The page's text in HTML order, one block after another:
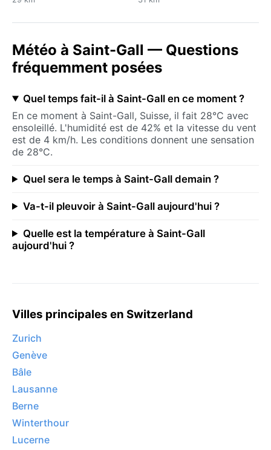
Météo à Saint-Gall — Questions
fréquemment posées
Quel temps fait-il à Saint-Gall en ce moment ?
En ce moment à Saint-Gall, Suisse, il fait 28°C avec
ensoleillé. L'humidité est de 42% et la vitesse du vent
est de 4 km/h. Les conditions donnent une sensation
de 28°C.
Quel sera le temps à Saint-Gall demain ?
Va-t-il pleuvoir à Saint-Gall aujourd'hui ?
Quelle est la température à Saint-Gall
aujourd'hui ?
Villes principales en Switzerland
Zurich
Genève
Bâle
Lausanne
Berne
Winterthour
Lucerne